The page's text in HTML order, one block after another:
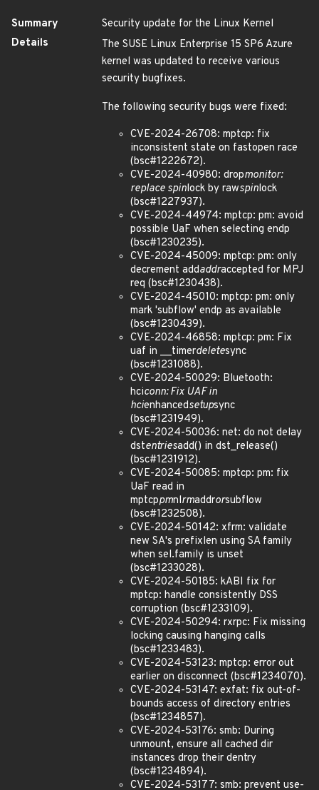
Summary
Security update for the Linux Kernel
Details
The SUSE Linux Enterprise 15 SP6 Azure
kernel was updated to receive various
security bugfixes.
The following security bugs were fixed:
CVE-2024-26708: mptcp: fix
inconsistent state on fastopen race
(bsc#1222672).
CVE-2024-40980: dropmonitor:
replace spinlock by rawspinlock
(bsc#1227937).
CVE-2024-44974: mptcp: pm: avoid
possible UaF when selecting endp
(bsc#1230235).
CVE-2024-45009: mptcp: pm: only
decrement addaddraccepted for MPJ
req (bsc#1230438).
CVE-2024-45010: mptcp: pm: only
mark 'subflow' endp as available
(bsc#1230439).
CVE-2024-46858: mptcp: pm: Fix
uaf in __timerdeletesync
(bsc#1231088).
CVE-2024-50029: Bluetooth:
hciconn: Fix UAF in
hcienhancedsetupsync
(bsc#1231949).
CVE-2024-50036: net: do not delay
dstentriesadd() in dst_release()
(bsc#1231912).
CVE-2024-50085: mptcp: pm: fix
UaF read in
mptcppmnlrmaddrorsubflow
(bsc#1232508).
CVE-2024-50142: xfrm: validate
new SA's prefixlen using SA family
when sel.family is unset
(bsc#1233028).
CVE-2024-50185: kABI fix for
mptcp: handle consistently DSS
corruption (bsc#1233109).
CVE-2024-50294: rxrpc: Fix missing
locking causing hanging calls
(bsc#1233483).
CVE-2024-53123: mptcp: error out
earlier on disconnect (bsc#1234070).
CVE-2024-53147: exfat: fix out-of-
bounds access of directory entries
(bsc#1234857).
CVE-2024-53176: smb: During
unmount, ensure all cached dir
instances drop their dentry
(bsc#1234894).
CVE-2024-53177: smb: prevent use-